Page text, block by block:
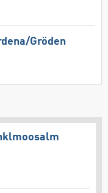
​Gröden